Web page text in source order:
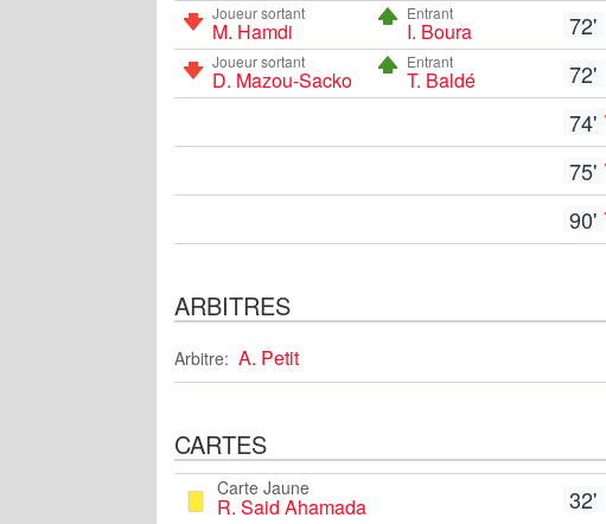
Joueur sortant
M. Hamdi
Entrant
I. Boura 72'
Joueur sortant
D. Mazou-Sacko
Entrant
T. Baldé
72'
74'
75'
90'
ARBITRES
Arbitre: A. Petit
CARTES
Carte Jaune
R. Said Ahamada 32'